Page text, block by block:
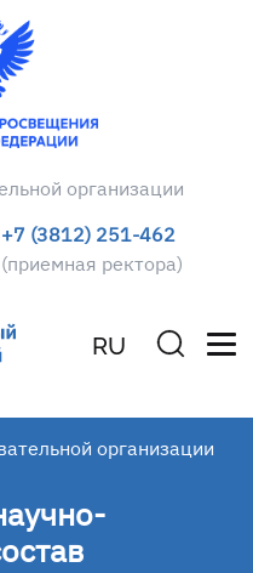
организации
+7 (3812) 251-462
(приемная ректора)
RU
организации